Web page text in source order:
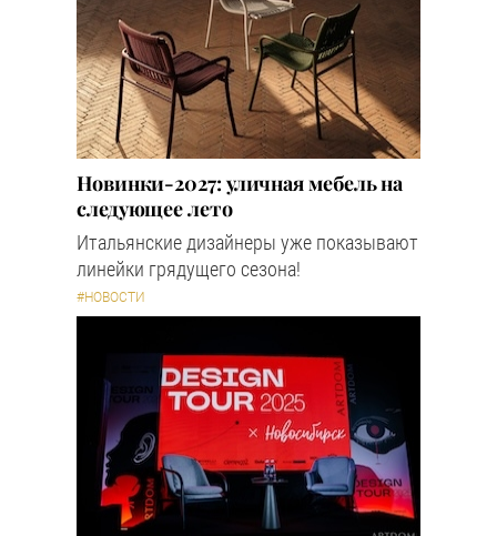
Новинки-2027: уличная мебель на
следующее лето
Итальянские дизайнеры уже показывают
линейки грядущего сезона!
#НОВОСТИ